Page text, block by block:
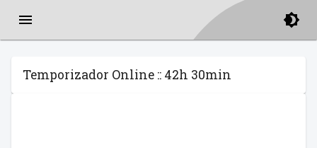
Temporizador Online :: 42h 30min